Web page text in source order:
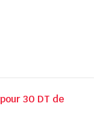
30 DT de